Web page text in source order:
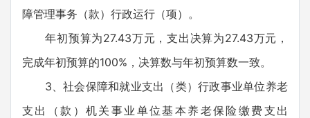
障管理事务（款）行政运行（项）。
年初预算为27.43万元，支出决算为27.43万元，
完成年初预算的100%，决算数与年初预算数一致。
3、社会保障和就业支出（类）行政事业单位养老
支出（款）机关事业单位基本养老保险缴费支出